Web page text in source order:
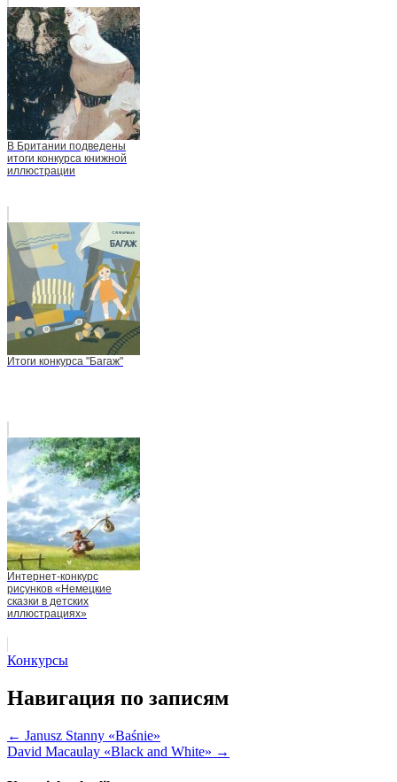
В Британии подведены
итоги конкурса книжной
иллюстрации
Итоги конкурса "Багаж"
Интернет-конкурс
рисунков «Немецкие
сказки в детских
иллюстрациях»
Конкурсы
Навигация по записям
← Janusz Stanny «Baśnie»
David Macaulay «Black and White» →